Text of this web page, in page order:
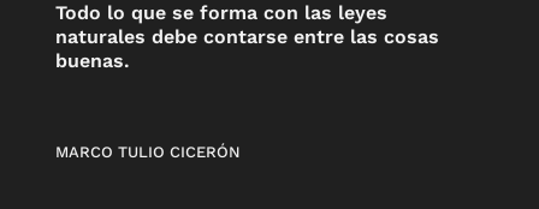
Todo lo que se forma con las leyes
naturales debe contarse entre las cosas
buenas.
MARCO TULIO CICERÓN